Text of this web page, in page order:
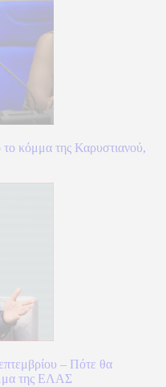
κόμμα της Καρυστιανού,
– Πότε θα
της ΕΛΑΣ